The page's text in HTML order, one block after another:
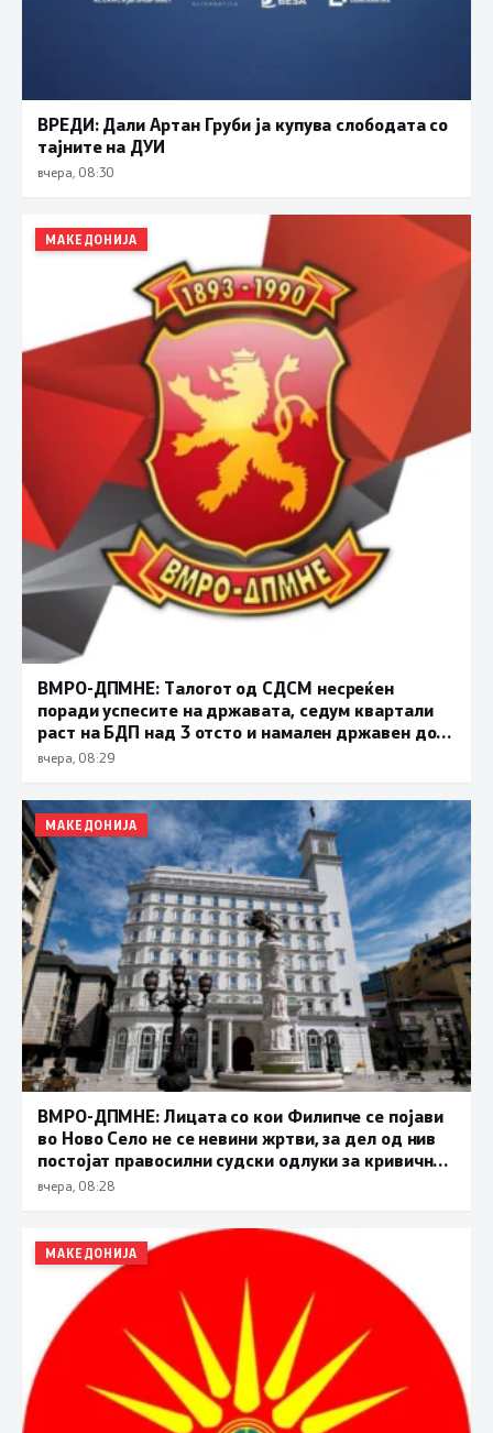
ВРЕДИ: Дали Артан Груби ја купува слободата со
тајните на ДУИ
вчера, 08:30
МАКЕДОНИЈА
ВМРО-ДПМНЕ: Талогот од СДСМ несреќен
поради успесите на државата, седум квартали
раст на БДП над 3 отсто и намален државен долг
се показатели за економска стабилност
вчера, 08:29
МАКЕДОНИЈА
ВМРО-ДПМНЕ: Лицата со кои Филипче се појави
во Ново Село не се невини жртви, за дел од нив
постојат правосилни судски одлуки за кривични
дела
вчера, 08:28
МАКЕДОНИЈА